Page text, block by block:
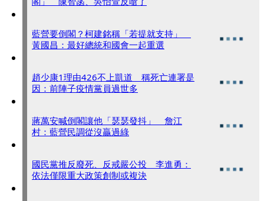
藍營要倒閣？柯建銘稱「若提就支持」
黃國昌：最好總統和國會一起重選
趙少康1理由426不上凱道 稱死亡連署是
因：前陣子疫情黨員過世多
蔣萬安喊倒閣讓他「瑟瑟發抖」 詹江
村：藍營民調從沒贏過綠
國民黨推反廢死、反戒嚴公投 李進勇：
依法僅限重大政策創制或複決